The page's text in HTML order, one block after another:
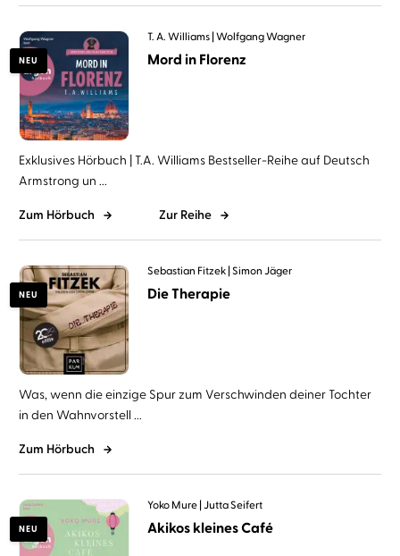
NEU
T. A. Williams Wolfgang Wagner
Mord in Florenz
Exklusives Hörbuch | T.A. Williams Bestseller-Reihe auf Deutsch
Armstrong un ...
Zum Hörbuch Zur Reihe
NEU
Sebastian Fitzek Simon Jäger
Die Therapie
Was, wenn die einzige Spur zum Verschwinden deiner Tochter
in den Wahnvorstell ...
Zum Hörbuch
NEU
Yoko Mure Jutta Seifert
Akikos kleines Café